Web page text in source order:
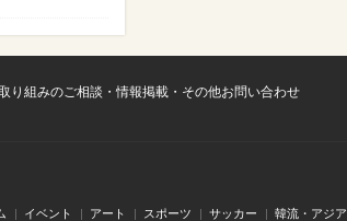
り組みのご相談・情報掲載・その他お問い合わせ
イベント アート スポーツ サッカー 韓流・アジア